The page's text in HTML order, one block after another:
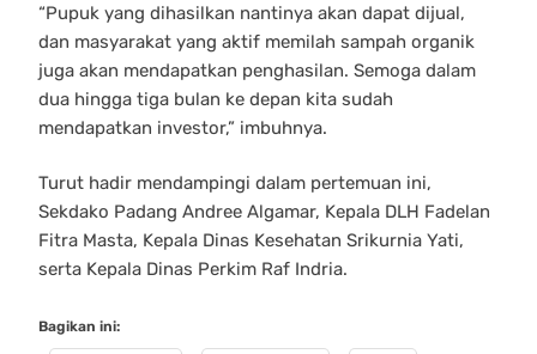
“Pupuk yang dihasilkan nantinya akan dapat dijual,
dan masyarakat yang aktif memilah sampah organik
juga akan mendapatkan penghasilan. Semoga dalam
dua hingga tiga bulan ke depan kita sudah
mendapatkan investor,” imbuhnya.
Turut hadir mendampingi dalam pertemuan ini,
Sekdako Padang Andree Algamar, Kepala DLH Fadelan
Fitra Masta, Kepala Dinas Kesehatan Srikurnia Yati,
serta Kepala Dinas Perkim Raf Indria.
Bagikan ini: